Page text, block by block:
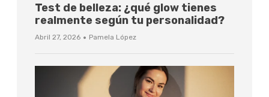
Test de belleza: ¿qué glow tienes
realmente según tu personalidad?
Abril 27, 2026 · Pamela López